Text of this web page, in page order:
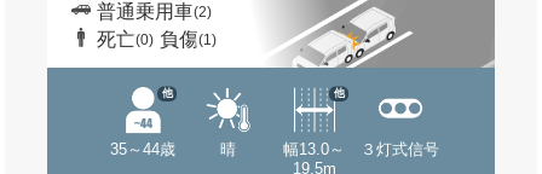
普通乗用車(2)
死亡(0) 負傷(1)
35～44歳
他
晴
幅13.0～
19.5m
他
３灯式信号